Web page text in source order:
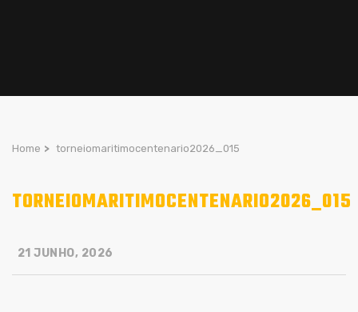
Home > torneiomaritimocentenario2026_015
TORNEIOMARITIMOCENTENARIO2026_015
21 JUNHO, 2026